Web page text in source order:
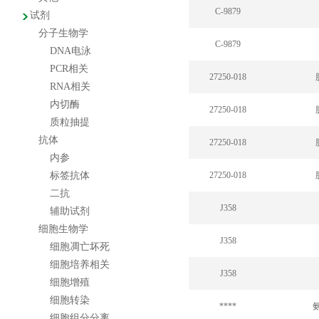
试剂
分子生物学
DNA电泳
PCR相关
RNA相关
内切酶
质粒抽提
抗体
内参
标签抗体
二抗
辅助试剂
细胞生物学
细胞凋亡坏死
细胞培养相关
细胞增殖
细胞转染
C-9879
C-9879
27250-018
27250-018
27250-018
27250-018
J358
J358
J358
****